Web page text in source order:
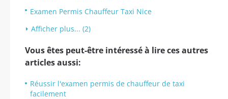
Examen Permis Chauffeur Taxi Nice
Afficher plus... (2)
Vous êtes peut-être intéressé à lire ces autres
articles aussi:
Réussir l'examen permis de chauffeur de taxi
facilement